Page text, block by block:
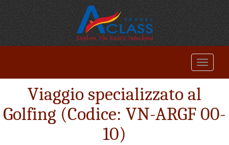
Viaggio specializzato al
Golfing (Codice: VN-ARGF 00-
10)